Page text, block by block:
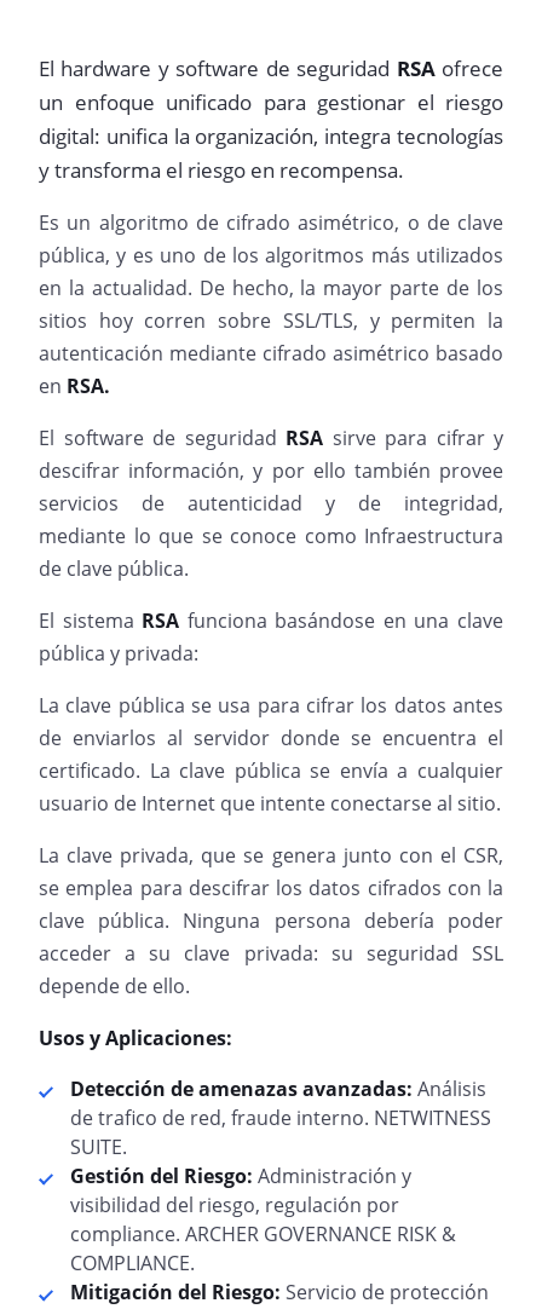
El hardware y software de seguridad RSA ofrece
un enfoque unificado para gestionar el riesgo
digital: unifica la organización, integra tecnologías
y transforma el riesgo en recompensa.
Es un algoritmo de cifrado asimétrico, o de clave
pública, y es uno de los algoritmos más utilizados
en la actualidad. De hecho, la mayor parte de los
sitios hoy corren sobre SSL/TLS, y permiten la
autenticación mediante cifrado asimétrico basado
en RSA.
El software de seguridad RSA sirve para cifrar y
descifrar información, y por ello también provee
servicios de autenticidad y de integridad,
mediante lo que se conoce como Infraestructura
de clave pública.
El sistema RSA funciona basándose en una clave
pública y privada:
La clave pública se usa para cifrar los datos antes
de enviarlos al servidor donde se encuentra el
certificado. La clave pública se envía a cualquier
usuario de Internet que intente conectarse al sitio.
La clave privada, que se genera junto con el CSR,
se emplea para descifrar los datos cifrados con la
clave pública. Ninguna persona debería poder
acceder a su clave privada: su seguridad SSL
depende de ello.
Usos y Aplicaciones:
Detección de amenazas avanzadas: Análisis
de trafico de red, fraude interno. NETWITNESS
SUITE.
Gestión del Riesgo: Administración y
visibilidad del riesgo, regulación por
compliance. ARCHER GOVERNANCE RISK &
COMPLIANCE.
Mitigación del Riesgo: Servicio de protección